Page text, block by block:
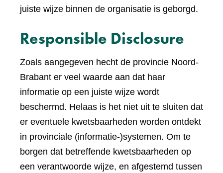
juiste wijze binnen de organisatie is geborgd.
Responsible Disclosure
Zoals aangegeven hecht de provincie Noord-
Brabant er veel waarde aan dat haar
informatie op een juiste wijze wordt
beschermd. Helaas is het niet uit te sluiten dat
er eventuele kwetsbaarheden worden ontdekt
in provinciale (informatie-)systemen. Om te
borgen dat betreffende kwetsbaarheden op
een verantwoorde wijze, en afgestemd tussen